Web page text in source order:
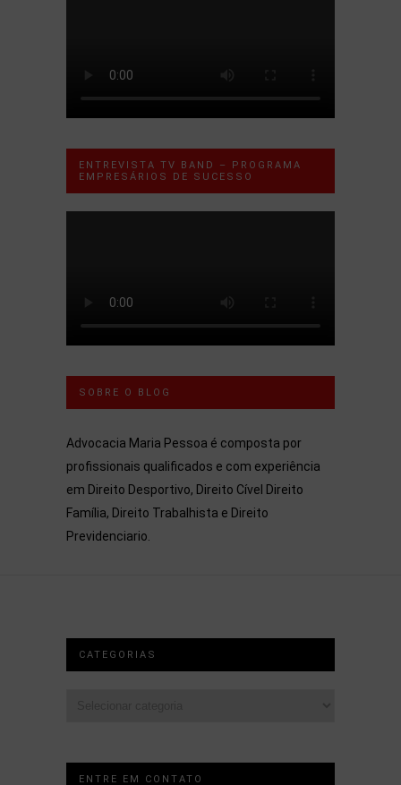
ENTREVISTA TV BAND – PROGRAMA
EMPRESÁRIOS DE SUCESSO
SOBRE O BLOG
Advocacia Maria Pessoa é composta por
profissionais qualificados e com experiência
em Direito Desportivo, Direito Cível Direito
Família, Direito Trabalhista e Direito
Previdenciario.
CATEGORIAS
ENTRE EM CONTATO